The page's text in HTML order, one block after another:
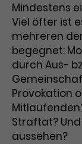
Mindestens
Viel öfter ist
mehreren
begegnet:
durch Aus-
Provokation
Straftat?
aussehen?